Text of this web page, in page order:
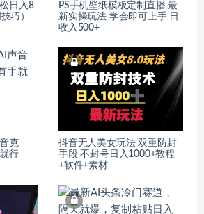
日入8
巧）
PS手机壁纸模板定制直播 最
新实操玩法 学会即可上手 日
收入500+
克
行
抖音无人美女玩法 双重防封
手段 不封号日入1000+教程
+软件+素材